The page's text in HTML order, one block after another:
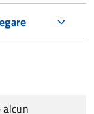
alcun